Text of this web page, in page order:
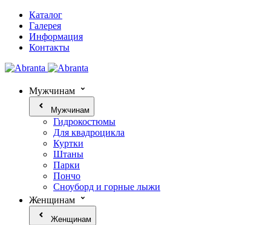
Каталог
Галерея
Информация
Контакты
Мужчинам
Мужчинам
Гидрокостюмы
Для квадроцикла
Куртки
Штаны
Парки
Пончо
Сноуборд и горные лыжи
Женщинам
Женщинам